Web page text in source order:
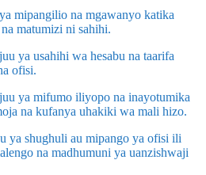
mipangilio na mgawanyo katika
matumizi ni sahihi.
ya usahihi wa hesabu na taarifa
ofisi.
ya mifumo iliyopo na inayotumika
na kufanya uhakiki wa mali hizo.
ya shughuli au mipango ya ofisi ili
na madhumuni ya uanzishwaji